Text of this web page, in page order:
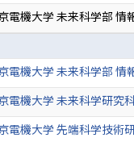
電機大学 未来科学部 情
電機大学 未来科学部 情
電機大学 未来科学研究
電機大学 先端科学技術